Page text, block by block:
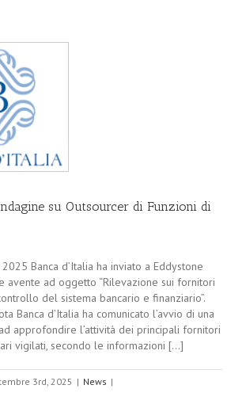
su Outsourcer di Funzioni di
Banca d’Italia ha inviato a Eddystone
avente ad oggetto “Rilevazione sui fornitori
del sistema bancario e finanziario”.
Banca d’Italia ha comunicato l’avvio di una
approfondire l’attività dei principali fornitori
vigilati, secondo le informazioni [...]
3rd, 2025 | News |